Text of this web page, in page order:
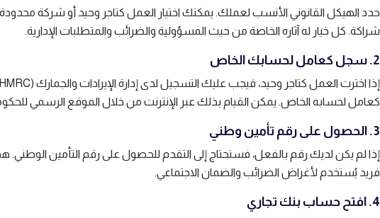
حدد الهيكل القانوني الأنسب لعملك. يمكنك اختيار العمل كتاجر وحيد أو شركة
شراكة. كل خيار له آثاره الخاصة من حيث المسؤولية والضرائب والمتطلبات الإدارية.
2. سجل كعامل لحسابك الخاص
كعامل لحسابه الخاص. يمكن القيام بذلك عبر الإنترنت من خلال الموقع الرسمي
3. الحصول على رقم تأمين وطني
إذا لم يكن لديك رقم بالفعل، فستحتاج إلى التقدم للحصول على رقم التأمين الوطني.
فريد يُستخدم لأغراض الضرائب والضمان الاجتماعي.
4. افتح حساب بنك تجاري